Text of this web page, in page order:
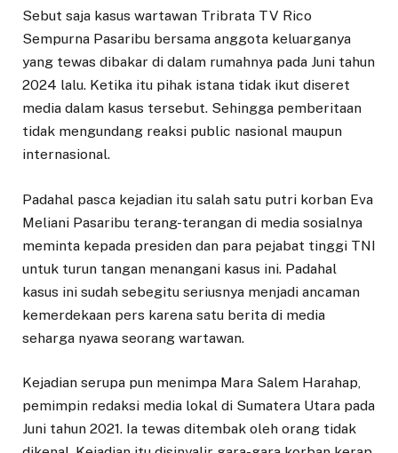
Sebut saja kasus wartawan Tribrata TV Rico
Sempurna Pasaribu bersama anggota keluarganya
yang tewas dibakar di dalam rumahnya pada Juni tahun
2024 lalu. Ketika itu pihak istana tidak ikut diseret
media dalam kasus tersebut. Sehingga pemberitaan
tidak mengundang reaksi public nasional maupun
internasional.
Padahal pasca kejadian itu salah satu putri korban Eva
Meliani Pasaribu terang-terangan di media sosialnya
meminta kepada presiden dan para pejabat tinggi TNI
untuk turun tangan menangani kasus ini. Padahal
kasus ini sudah sebegitu seriusnya menjadi ancaman
kemerdekaan pers karena satu berita di media
seharga nyawa seorang wartawan.
Kejadian serupa pun menimpa Mara Salem Harahap,
pemimpin redaksi media lokal di Sumatera Utara pada
Juni tahun 2021. Ia tewas ditembak oleh orang tidak